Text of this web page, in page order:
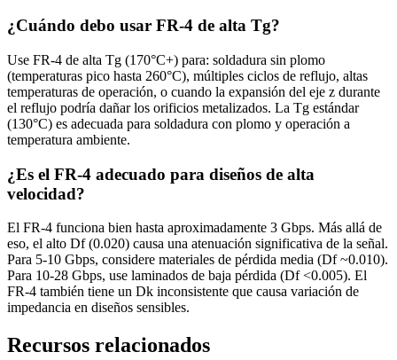
¿Cuándo debo usar FR-4 de alta Tg?
Use FR-4 de alta Tg (170°C+) para: soldadura sin plomo
(temperaturas pico hasta 260°C), múltiples ciclos de reflujo, altas
temperaturas de operación, o cuando la expansión del eje z durante
el reflujo podría dañar los orificios metalizados. La Tg estándar
(130°C) es adecuada para soldadura con plomo y operación a
temperatura ambiente.
¿Es el FR-4 adecuado para diseños de alta
velocidad?
El FR-4 funciona bien hasta aproximadamente 3 Gbps. Más allá de
eso, el alto Df (0.020) causa una atenuación significativa de la señal.
Para 5-10 Gbps, considere materiales de pérdida media (Df ~0.010).
Para 10-28 Gbps, use laminados de baja pérdida (Df <0.005). El
FR-4 también tiene un Dk inconsistente que causa variación de
impedancia en diseños sensibles.
Recursos relacionados